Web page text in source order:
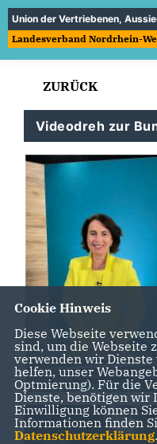
Union der Vertriebenen,
Landesverband Nordrhein-
ZURÜCK
Videodreh zur
Cookie Hinweis
Diese Webseite
sind, um die Webseite
verwenden wir
helfen, unser
Optmierung). Für die
Dienste, benötigen
Einwilligung können
Informationen finden
Datenschutzerklärung.